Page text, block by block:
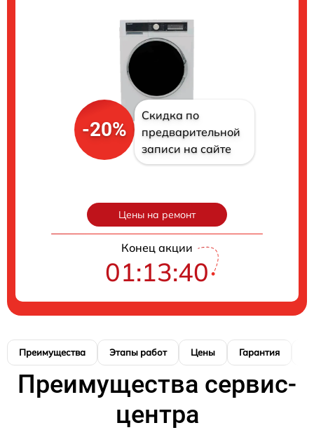
-20%
Скидка по
предварительной
записи на сайте
Цены на ремонт
Конец акции
01:13:40
Преимущества Этапы работ Цены Гарантия
Преимущества сервис-
центра